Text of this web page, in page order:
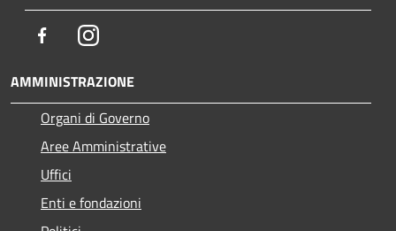
FacebookInstagram
AMMINISTRAZIONE
Organi di Governo
Aree Amministrative
Uffici
Enti e fondazioni